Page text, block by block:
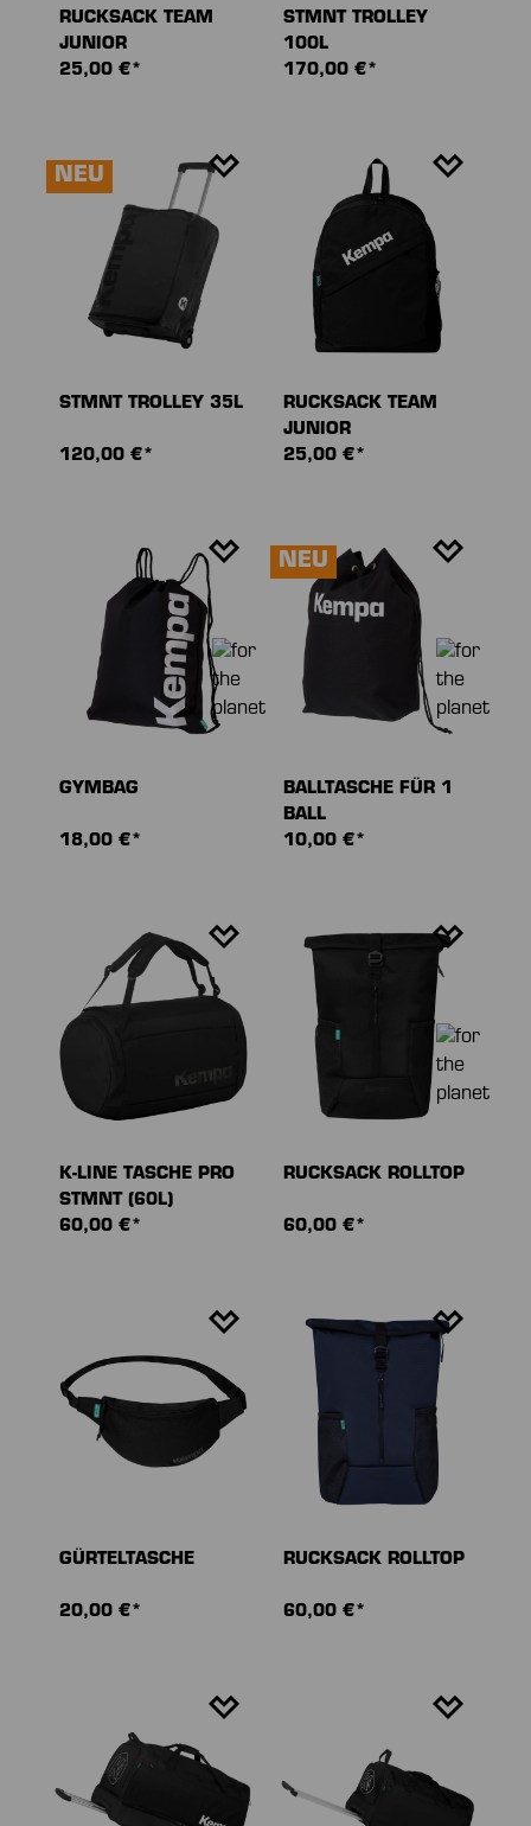
RUCKSACK TEAM
JUNIOR
25,00 €*
STMNT TROLLEY
100L
170,00 €*
NEU
STMNT TROLLEY 35L
120,00 €*
RUCKSACK TEAM
JUNIOR
25,00 €*
GYMBAG
18,00 €*
NEU
BALLTASCHE FÜR 1
BALL
10,00 €*
K-LINE TASCHE PRO
STMNT (60L)
60,00 €*
RUCKSACK ROLLTOP
60,00 €*
GÜRTELTASCHE
20,00 €*
RUCKSACK ROLLTOP
60,00 €*